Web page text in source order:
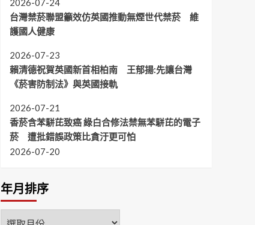
2026-07-24
台灣禁菸聯盟籲效仿英國推動無煙世代禁菸 維
護國人健康
2026-07-23
賴清德祝賀英國新首相柏南 王郁揚:先讓台灣
《菸害防制法》與英國接軌
2026-07-21
香菸含苯駢芘致癌 綠白合修法禁無苯駢芘的電子
菸 遭批錯誤政策比貪汙更可怕
2026-07-20
年月排序
年